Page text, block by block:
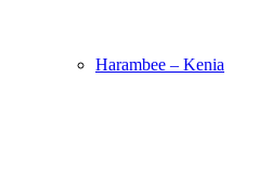
Harambee – Kenia